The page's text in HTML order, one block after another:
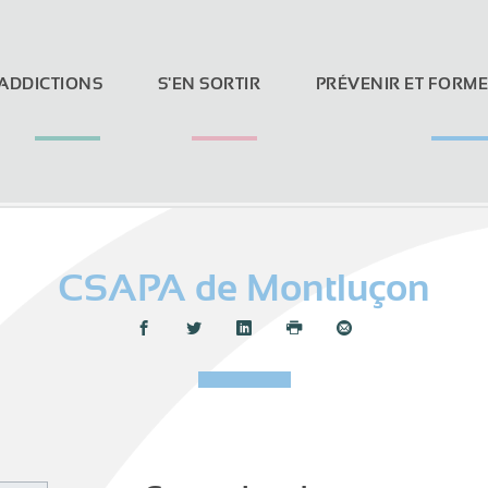
S'EN SORTIR PRÉVENIR ET
CSAPA de Montluçon
Partager :